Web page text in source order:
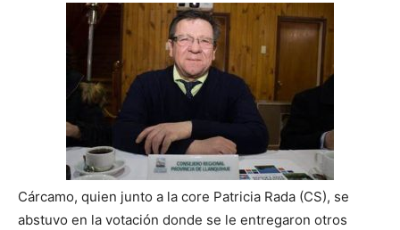
Cárcamo, quien junto a la core Patricia Rada (CS), se
abstuvo en la votación donde se le entregaron otros